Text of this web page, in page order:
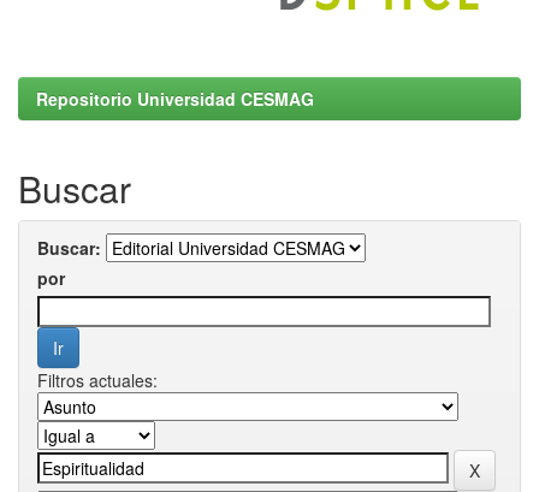
Repositorio Universidad CESMAG
Buscar
Buscar:
por
Filtros actuales: